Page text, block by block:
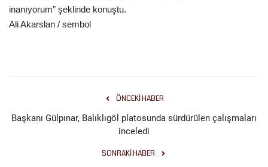
inanıyorum” şeklinde konuştu.
Ali Akarslan / sembol
ÖNCEKI HABER
Başkanı Gülpınar, Balıklıgöl platosunda sürdürülen çalışmaları
inceledi
SONRAKI HABER